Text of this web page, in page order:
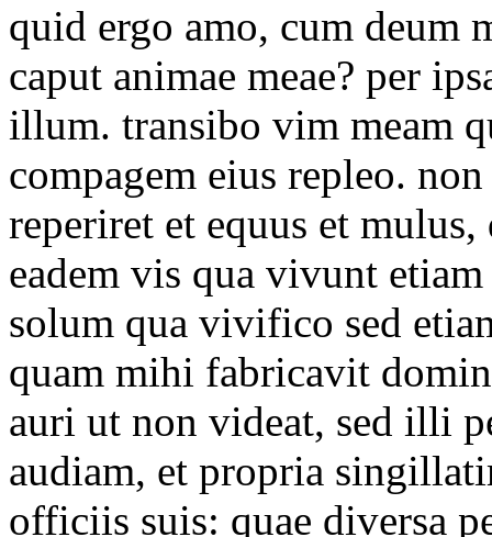
quid ergo amo, cum deum
caput animae meae? per
illum. transibo vim meam
compagem eius repleo.
reperiret et equus et
eadem vis qua vivunt
solum qua vivifico sed
quam mihi fabricavit
auri ut non videat, sed illi
audiam, et propria
officiis suis: quae diversa